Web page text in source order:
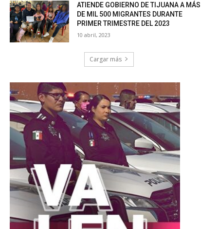
ATIENDE GOBIERNO DE TIJUANA A MÁS
DE MIL 500 MIGRANTES DURANTE
PRIMER TRIMESTRE DEL 2023
10 abril, 2023
Cargar más